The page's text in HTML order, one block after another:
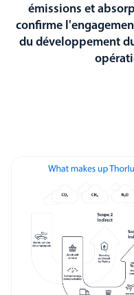
émissions et
confirme
du développement